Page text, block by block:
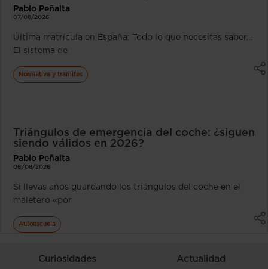
Pablo Peñalta
07/08/2026
Última matrícula en España: Todo lo que necesitas saber…
El sistema de
Normativa y trámites
Triángulos de emergencia del coche: ¿siguen
siendo válidos en 2026?
Pablo Peñalta
06/08/2026
Si llevas años guardando los triángulos del coche en el
maletero «por
Autoescuela
Curiosidades Actualidad